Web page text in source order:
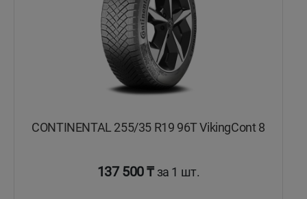
CONTINENTAL 255/35 R19 96T VikingCont 8
137 500 ₸ за 1 шт.